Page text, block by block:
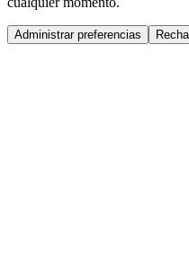
Administrar preferencias